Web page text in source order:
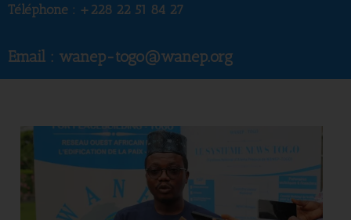
Téléphone : +228 22 51 84 27
Email : wanep-togo@wanep.org